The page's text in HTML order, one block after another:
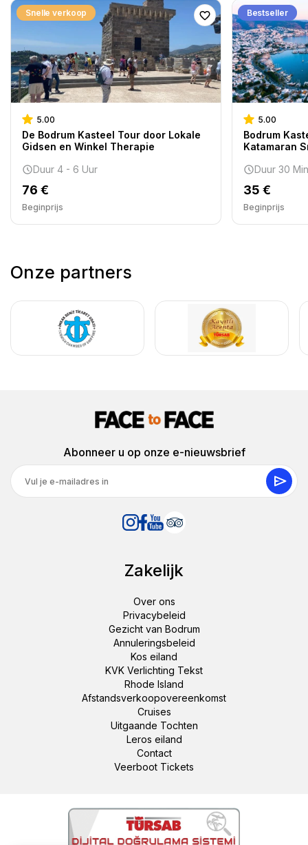
Snelle verkoop
5.00
De Bodrum Kasteel Tour door Lokale
Gidsen en Winkel Therapie
Duur 4 - 6 Uur
76 €
Beginprijs
Bestseller
5.00
Bodrum
Katamaran
Duur 30
35 €
Beginprijs
Onze partners
Abonneer u op onze e-nieuwsbrief
Zakelijk
Over ons
Privacybeleid
Gezicht van Bodrum
Annuleringsbeleid
Kos eiland
KVK Verlichting Tekst
Rhode Island
Afstandsverkoopovereenkomst
Cruises
Uitgaande Tochten
Leros eiland
Contact
Veerboot Tickets